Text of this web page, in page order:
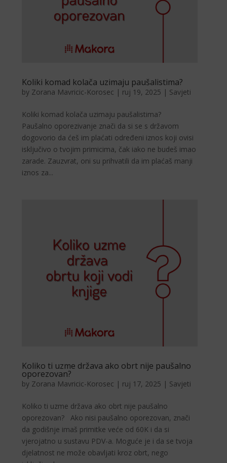
Koliki komad kolača uzimaju paušalistima?
by Zorana Mavricic-Korosec | ruj 19, 2025 | Savjeti
Koliki komad kolača uzimaju paušalistima?
Paušalno oporezivanje znači da si se s državom
dogovorio da ćeš im plaćati određeni iznos koji ovisi
isključivo o tvojim primicima, čak iako ne budeš imao
zarade. Zauzvrat, oni su prihvatili da im plaćaš manji
iznos za...
Koliko ti uzme država ako obrt nije paušalno
oporezovan?
by Zorana Mavricic-Korosec | ruj 17, 2025 | Savjeti
Koliko ti uzme država ako obrt nije paušalno
oporezovan? Ako nisi paušalno oporezovan, znači
da godišnje imaš primitke veće od 60K i da si
vjerojatno u sustavu PDV-a. Moguće je i da se tvoja
djelatnost ne može obavljati kroz obrt, nego